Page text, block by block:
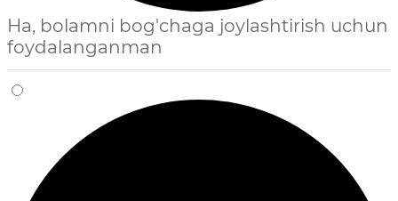
Ha, bolamni bog'chaga joylashtirish uchun
foydalanganman